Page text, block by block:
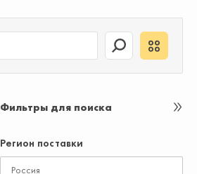
Фильтры для поиска
Регион поставки